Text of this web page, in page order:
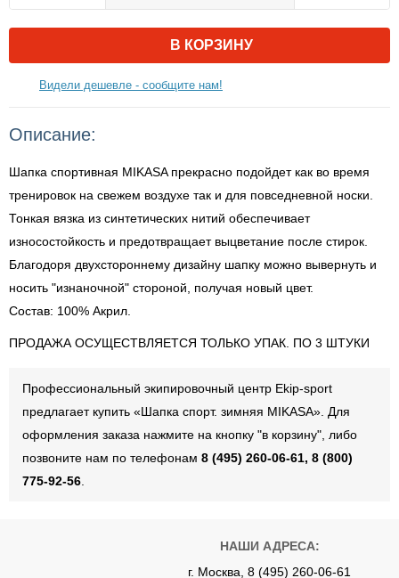
В КОРЗИНУ
Видели дешевле - сообщите нам!
Описание:
Шапка спортивная MIKASA прекрасно подойдет как во время
тренировок на свежем воздухе так и для повседневной носки.
Тонкая вязка из синтетических нитий обеспечивает
износостойкость и предотвращает выцветание после стирок.
Благодоря двухстороннему дизайну шапку можно вывернуть и
носить "изнаночной" стороной, получая новый цвет.
Состав: 100% Акрил.
ПРОДАЖА ОСУЩЕСТВЛЯЕТСЯ ТОЛЬКО УПАК. ПО 3 ШТУКИ
Профессиональный экипировочный центр Ekip-sport
предлагает купить «Шапка спорт. зимняя MIKASA». Для
оформления заказа нажмите на кнопку "в корзину", либо
позвоните нам по телефонам 8 (495) 260-06-61, 8 (800)
775-92-56
НАШИ АДРЕСА:
г. Москва, 8 (495) 260-06-61